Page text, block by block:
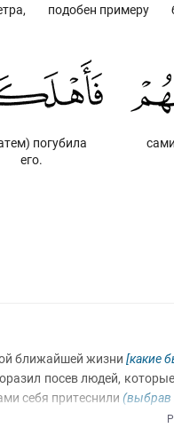
подобен примеру
погубила
его.
ближай­шей жизни [какие
посев людей,
себя притеснили (выбрав